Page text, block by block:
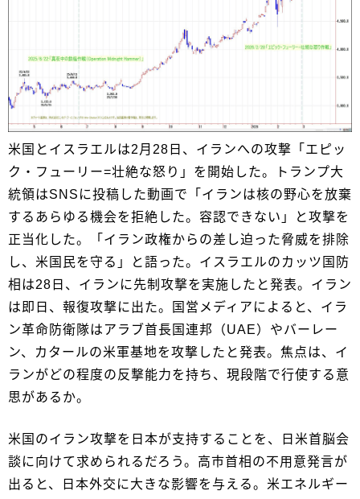
米国とイスラエルは2月28日、イランへの攻撃「エピッ
ク・フューリー=壮絶な怒り」を開始した。トランプ大
統領はSNSに投稿した動画で「イランは核の野心を放棄
するあらゆる機会を拒絶した。容認できない」と攻撃を
正当化した。「イラン政権からの差し迫った脅威を排除
し、米国民を守る」と語った。イスラエルのカッツ国防
相は28日、イランに先制攻撃を実施したと発表。イラン
は即日、報復攻撃に出た。国営メディアによると、イラ
ン革命防衛隊はアラブ首長国連邦（UAE）やバーレー
ン、カタールの米軍基地を攻撃したと発表。焦点は、イ
ランがどの程度の反撃能力を持ち、現段階で行使する意
思があるか。
米国のイラン攻撃を日本が支持することを、日米首脳会
談に向けて求められるだろう。高市首相の不用意発言が
出ると、日本外交に大きな影響を与える。米エネルギー